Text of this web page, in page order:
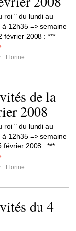
roi " du lundi au
12h35 => semaine
février 2008 : ***
Florine
de la
2008
roi " du lundi au
12h35 => semaine
février 2008 : ***
Florine
du 4